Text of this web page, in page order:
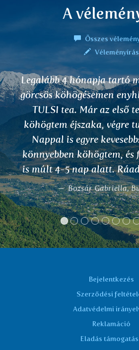
A
Összes
Véleményírás
4 hónapja tartó
köhögésemen enyhített
TULSI tea. Már az első tea
éjszaka, végre
Nappal is egyre kevesebbszer
köhögtem, és
múlt 4-5 nap alatt. Ráadásul
Bozsár Gabriella, Budapest
Bejelentkezés
Szerződési
Adatvédelmi
Reklamáció
Eladás